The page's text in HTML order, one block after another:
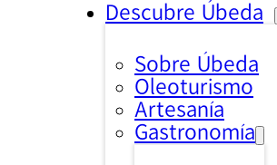
Descubre Úbeda
Sobre Úbeda
Oleoturismo
Artesanía
Gastronomía